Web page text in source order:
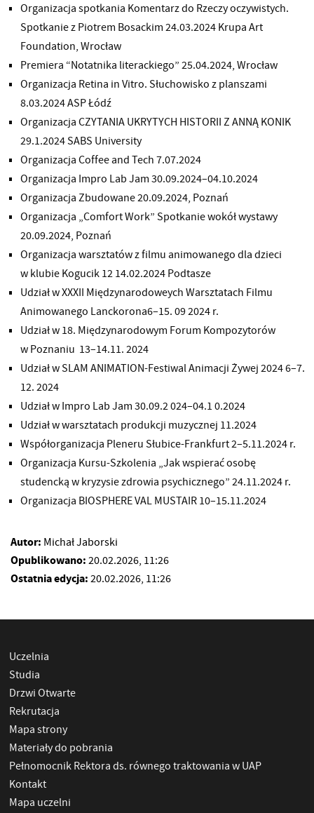
Organizacja spotkania Komentarz do Rzeczy oczywistych.
Spotkanie z Piotrem Bosackim 24.03.2024 Krupa Art
Foundation, Wrocław
Premiera “Notatnika literackiego” 25.04.2024, Wrocław
Organizacja Retina in Vitro. Słuchowisko z planszami
8.03.2024 ASP Łódź
Organizacja CZYTANIA UKRYTYCH HISTORII Z ANNĄ KONIK
29.1.2024 SABS University
Organizacja Coffee and Tech 7.07.2024
Organizacja Impro Lab Jam 30.09.2024–04.10.2024
Organizacja Zbudowane 20.09.2024, Poznań
Organizacja „Comfort Work” Spotkanie wokół wystawy
20.09.2024, Poznań
Organizacja warsztatów z filmu animowanego dla dzieci
w klubie Kogucik 12 14.02.2024 Podtasze
Udział w XXXII Międzynarodoweych Warsztatach Filmu
Animowanego Lanckorona6–15. 09 2024 r.
Udział w 18. Międzynarodowym Forum Kompozytorów
w Poznaniu 13–14.11. 2024
Udział w SLAM ANIMATION-Festiwal Animacji Żywej 2024 6–7.
12. 2024
Udział w Impro Lab Jam 30.09.2 024–04.1 0.2024
Udział w warsztatach produkcji muzycznej 11.2024
Współorganizacja Pleneru Słubice-Frankfurt 2–5.11.2024 r.
Organizacja Kursu-Szkolenia „Jak wspierać osobę
studencką w kryzysie zdrowia psychicznego” 24.11.2024 r.
Organizacja BIOSPHERE VAL MUSTAIR 10–15.11.2024
Autor: Michał Jaborski
Opublikowano: 20.02.2026, 11:26
Ostatnia edycja: 20.02.2026, 11:26
Uczelnia
Studia
Drzwi Otwarte
Rekrutacja
Mapa strony
Materiały do pobrania
Pełnomocnik Rektora ds. równego traktowania w UAP
Kontakt
Mapa uczelni